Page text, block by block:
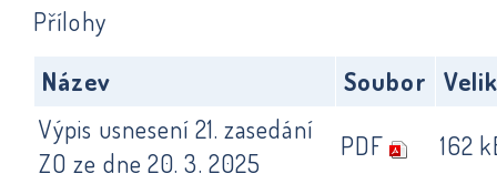
Přílohy
Název
Soubor
Výpis usnesení 21. zasedání
ZO ze dne 20. 3. 2025
PDF 162